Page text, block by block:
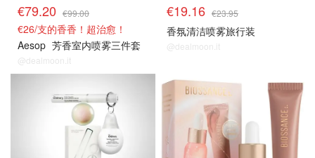
€79.20 €99.00
€26/支的香香！超治愈！
Aesop 芳香室内喷雾三件套
@dealmoon.it
€19.16 €23.95
香氛清洁喷雾旅行装
@dealmoon.it
8折解禁